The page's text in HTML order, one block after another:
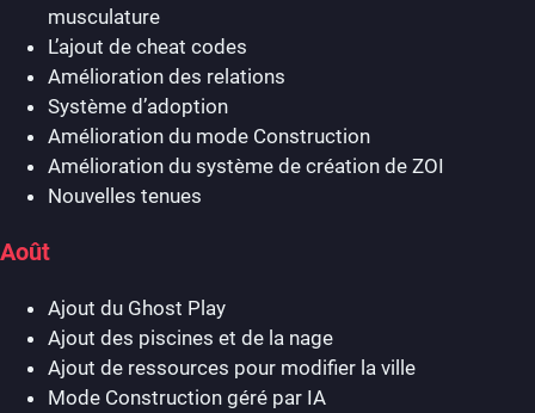
musculature
L’ajout de cheat codes
Amélioration des relations
Système d’adoption
Amélioration du mode Construction
Amélioration du système de création de ZOI
Nouvelles tenues
Août
Ajout du Ghost Play
Ajout des piscines et de la nage
Ajout de ressources pour modifier la ville
Mode Construction géré par IA